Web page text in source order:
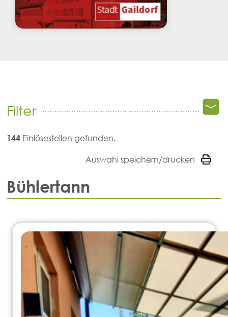
Filter
144 Einlösestellen gefunden.
Auswahl speichern/drucken
Bühlertann